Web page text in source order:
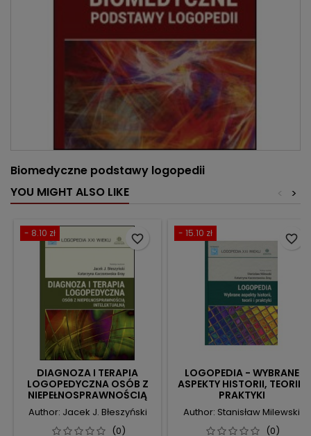
Biomedyczne podstawy logopedii
YOU MIGHT ALSO LIKE
>
<
- 8.10 zł
DIAGNOZA I TERAPIA
LOGOPEDYCZNA OSÓB Z
NIEPEŁNOSPRAWNOŚCIĄ
INTELEKTUALNĄ
Author: Jacek J. Błeszyński
(0)
favorite_border - 15.10 zł
LOGOPEDIA - WYBRANE
ASPEKTY HISTORII, TEORII I
PRAKTYKI
Author: Stanisław Milewski
(0)
favorite_border